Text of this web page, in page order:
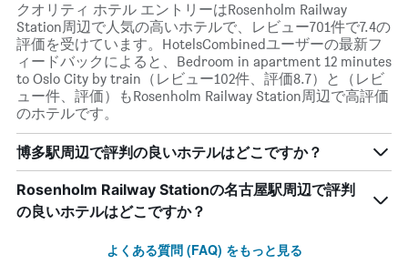
クオリティ ホテル エントリーはRosenholm Railway
Station周辺で人気の高いホテルで、レビュー701件で7.4の
評価を受けています。HotelsCombinedユーザーの最新フ
ィードバックによると、Bedroom in apartment 12 minutes
to Oslo City by train（レビュー102件、評価8.7）と（レビ
ュー件、評価）もRosenholm Railway Station周辺で高評価
のホテルです。
博多駅周辺で評判の良いホテルはどこですか？
Rosenholm Railway Stationの名古屋駅周辺で評判
の良いホテルはどこですか？
よくある質問 (FAQ) をもっと見る